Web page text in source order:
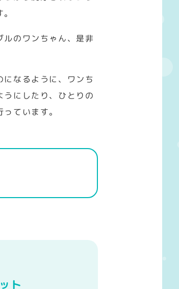
のワンちゃん、是非
なるように、ワンち
にしたり、ひとりの
ています。
ト